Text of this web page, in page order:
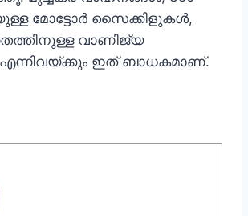
മോട്ടോര്‍ സൈക്കിളുകള്‍,
വാണിജ്യ
ഇത് ബാധകമാണ്.